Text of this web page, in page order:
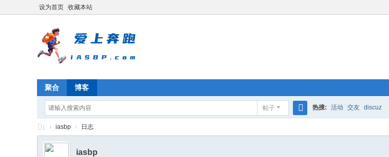
设为首页 收藏本站
聚合 博客
帖子
索
热搜: 活动 交友 discuz
i
A
› iasbp › 日志
iasbp